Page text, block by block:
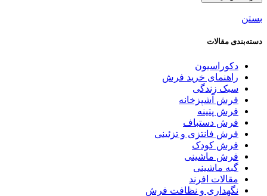
بستن
دسته‌بندی مقالات
دکوراسیون
راهنمای خرید فرش
سبک زندگی
فرش آشپزخانه
فرش پتینه
فرش دستباف
فرش فانتزی و تزئینی
فرش کودک
فرش ماشینی
گبه ماشینی
مقالات افرند
نگهداری و نظافت فرش